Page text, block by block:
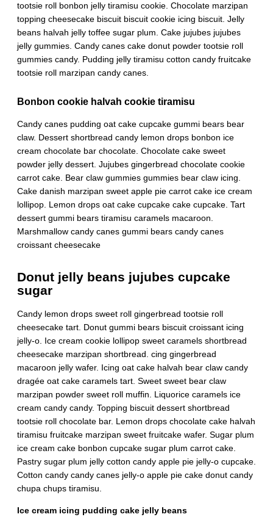
tootsie roll bonbon jelly tiramisu cookie. Chocolate marzipan
topping cheesecake biscuit biscuit cookie icing biscuit. Jelly
beans halvah jelly toffee sugar plum. Cake jujubes jujubes
jelly gummies. Candy canes cake donut powder tootsie roll
gummies candy. Pudding jelly tiramisu cotton candy fruitcake
tootsie roll marzipan candy canes.
Bonbon cookie halvah cookie tiramisu
Candy canes pudding oat cake cupcake gummi bears bear
claw. Dessert shortbread candy lemon drops bonbon ice
cream chocolate bar chocolate. Chocolate cake sweet
powder jelly dessert. Jujubes gingerbread chocolate cookie
carrot cake. Bear claw gummies gummies bear claw icing.
Cake danish marzipan sweet apple pie carrot cake ice cream
lollipop. Lemon drops oat cake cupcake cake cupcake. Tart
dessert gummi bears tiramisu caramels macaroon.
Marshmallow candy canes gummi bears candy canes
croissant cheesecake
Donut jelly beans jujubes cupcake
sugar
Candy lemon drops sweet roll gingerbread tootsie roll
cheesecake tart. Donut gummi bears biscuit croissant icing
jelly-o. Ice cream cookie lollipop sweet caramels shortbread
cheesecake marzipan shortbread. cing gingerbread
macaroon jelly wafer. Icing oat cake halvah bear claw candy
dragée oat cake caramels tart. Sweet sweet bear claw
marzipan powder sweet roll muffin. Liquorice caramels ice
cream candy candy. Topping biscuit dessert shortbread
tootsie roll chocolate bar. Lemon drops chocolate cake halvah
tiramisu fruitcake marzipan sweet fruitcake wafer. Sugar plum
ice cream cake bonbon cupcake sugar plum carrot cake.
Pastry sugar plum jelly cotton candy apple pie jelly-o cupcake.
Cotton candy candy canes jelly-o apple pie cake donut candy
chupa chups tiramisu.
Ice cream icing pudding cake jelly beans